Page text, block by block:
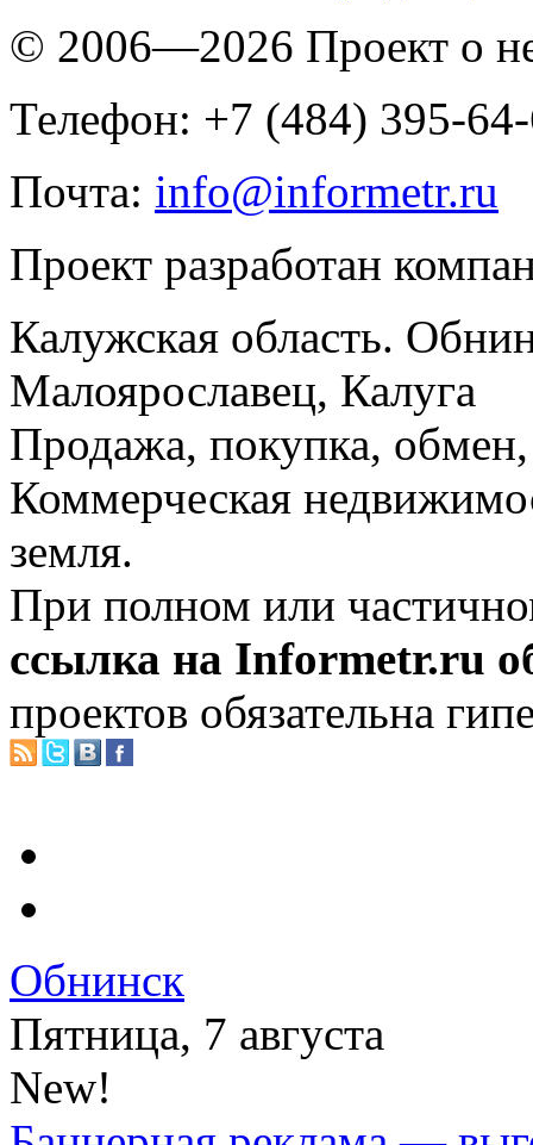
© 2006—2026 Проект о
Телефон: +7 (484) 395-
Почта: info@informetr.ru
Проект разработан
Калужская область.
Малоярославец, Калуга
Продажа, покупка, обмен,
Коммерческая
земля.
При полном или
ссылка на Informetr.ru
проектов обязательна
Обнинск
Пятница, 7 августа
New!